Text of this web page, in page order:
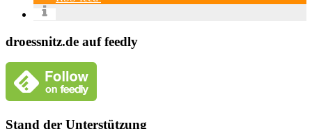
droessnitz.de auf feedly
Stand der Unterstützung